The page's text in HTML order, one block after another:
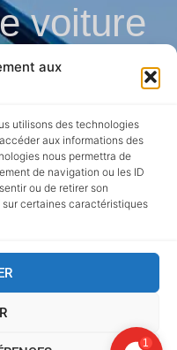
aux
utilisons des technologies
aux informations des
nous permettra de
de navigation ou les ID
ou de retirer son
certaines caractéristiques
voiture
usa en
Légales
pour l'automobile 1